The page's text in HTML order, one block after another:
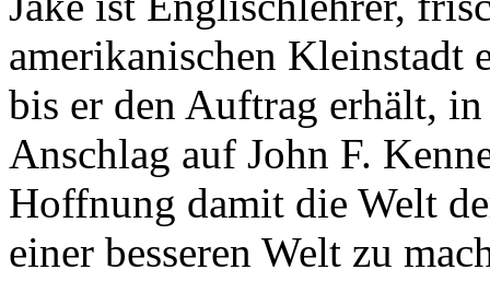
amerikanischen Kleinstadt
bis er den Auftrag erhält,
Anschlag auf John F.
Hoffnung damit die Welt
einer besseren Welt zu